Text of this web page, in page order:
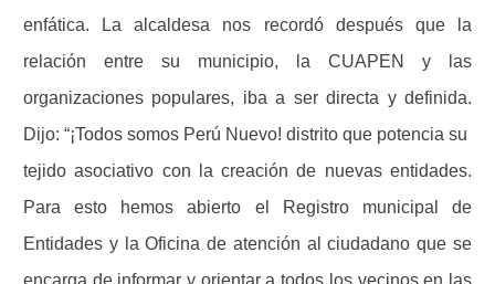
enfática.
La alcaldesa nos recordó después que la
relación entre su municipio, la CUAPEN y las
organizaciones populares, iba a ser directa y definida.
Dijo: “¡Todos somos Perú Nuevo! distrito que potencia su
tejido asociativo con la creación de nuevas entidades.
Para esto hemos abierto el Registro municipal de
Entidades y la Oficina de atención al ciudadano que se